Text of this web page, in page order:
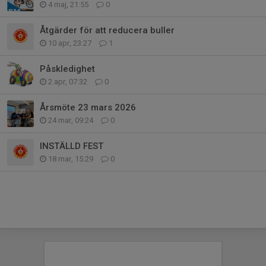
4 maj, 21:55 0
Åtgärder för att reducera buller
10 apr, 23:27 1
Påskledighet
2 apr, 07:32 0
Årsmöte 23 mars 2026
24 mar, 09:24 0
INSTÄLLD FEST
18 mar, 15:29 0